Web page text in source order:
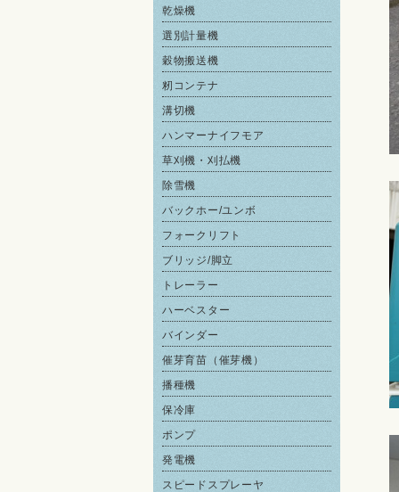
乾燥機
選別計量機
穀物搬送機
籾コンテナ
溝切機
ハンマーナイフモア
草刈機・刈払機
除雪機
バックホー/ユンボ
フォークリフト
ブリッジ/脚立
トレーラー
ハーベスター
バインダー
催芽育苗（催芽機）
播種機
保冷庫
ポンプ
発電機
スピードスプレーヤ